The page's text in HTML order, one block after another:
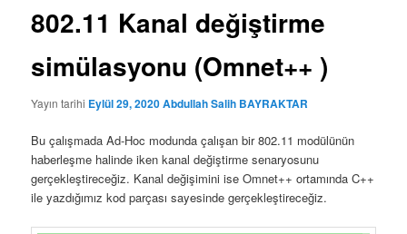
802.11 Kanal değiştirme
simülasyonu (Omnet++ )
Yayın tarihi Eylül 29, 2020Abdullah Salih BAYRAKTAR
Bu çalışmada Ad-Hoc modunda çalışan bir 802.11 modülünün
haberleşme halinde iken kanal değiştirme senaryosunu
gerçekleştireceğiz. Kanal değişimini ise Omnet++ ortamında C++
ile yazdığımız kod parçası sayesinde gerçekleştireceğiz.